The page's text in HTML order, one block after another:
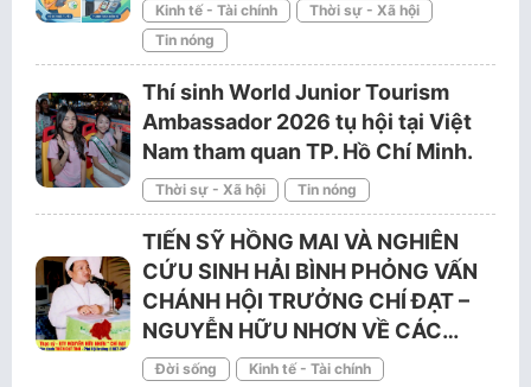
Kinh tế - Tài chính
Thời sự - Xã hội
Tin nóng
Thí sinh World Junior Tourism
Ambassador 2026 tụ hội tại Việt
Nam tham quan TP. Hồ Chí Minh.
Thời sự - Xã hội Tin nóng
TIẾN SỸ HỒNG MAI VÀ NGHIÊN
CỨU SINH HẢI BÌNH PHỎNG VẤN
CHÁNH HỘI TRƯỞNG CHÍ ĐẠT –
NGUYỄN HỮU NHƠN VỀ CÁC…
Đời sống Kinh tế - Tài chính